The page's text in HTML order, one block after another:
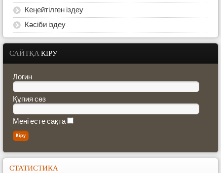
Кеңейтілген іздеу
Кәсіби іздеу
САЙТҚАКІРУ
Логин
Құпия сөз
Мені есте сақта
СТАТИСТИКА